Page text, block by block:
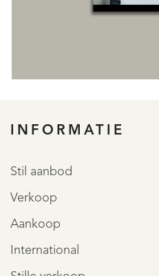
INFORMATIE
Stil aanbod
Verkoop
Aankoop
International